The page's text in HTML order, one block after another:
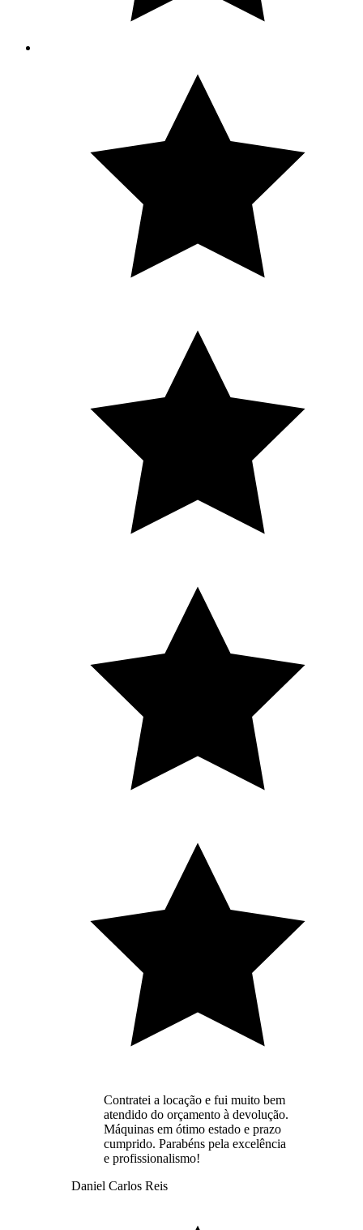
Contratei a locação e fui muito bem
atendido do orçamento à devolução.
Máquinas em ótimo estado e prazo
cumprido. Parabéns pela excelência
e profissionalismo!
Daniel Carlos Reis